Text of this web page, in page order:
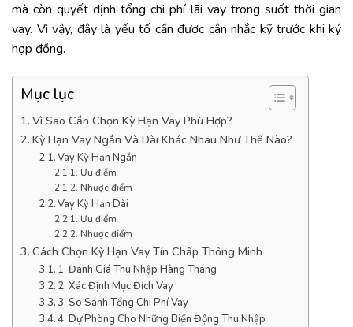
mà còn quyết định tổng chi phí lãi vay trong suốt thời gian
vay. Vì vậy, đây là yếu tố cần được cân nhắc kỹ trước khi ký
hợp đồng.
Mục lục
Vì Sao Cần Chọn Kỳ Hạn Vay Phù Hợp?
Kỳ Hạn Vay Ngắn Và Dài Khác Nhau Như Thế Nào?
Vay Kỳ Hạn Ngắn
Ưu điểm
Nhược điểm
Vay Kỳ Hạn Dài
Ưu điểm
Nhược điểm
Cách Chọn Kỳ Hạn Vay Tín Chấp Thông Minh
1. Đánh Giá Thu Nhập Hàng Tháng
2. Xác Định Mục Đích Vay
3. So Sánh Tổng Chi Phí Vay
4. Dự Phòng Cho Những Biến Động Thu Nhập